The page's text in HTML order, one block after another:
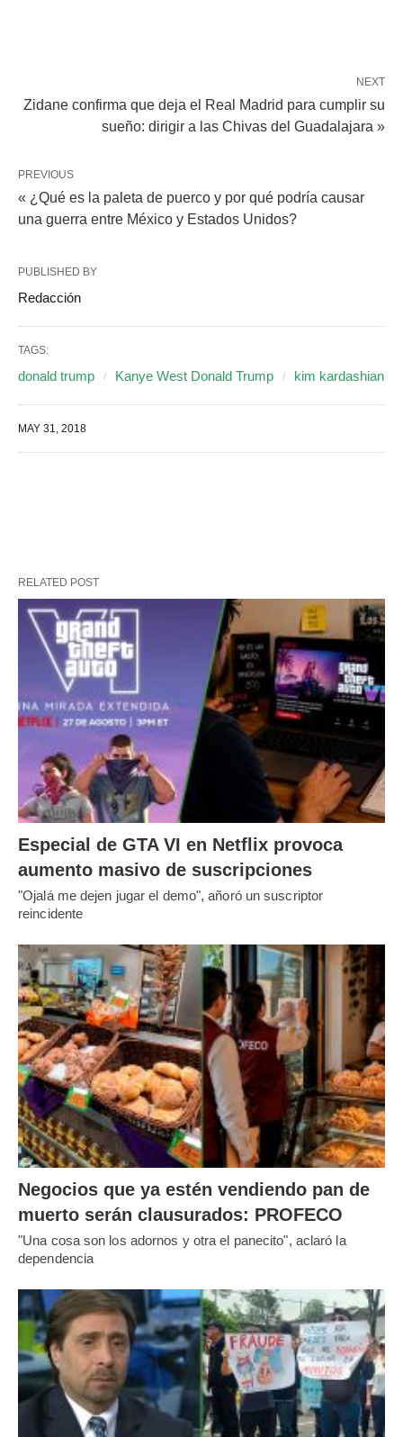
NEXT
Zidane confirma que deja el Real Madrid para cumplir su
sueño: dirigir a las Chivas del Guadalajara »
PREVIOUS
« ¿Qué es la paleta de puerco y por qué podría causar
una guerra entre México y Estados Unidos?
PUBLISHED BY
Redacción
TAGS:
donald trump Kanye West Donald Trump kim kardashian
MAY 31, 2018
RELATED POST
Especial de GTA VI en Netflix provoca
aumento masivo de suscripciones
"Ojalá me dejen jugar el demo", añoró un suscriptor
reincidente
Negocios que ya estén vendiendo pan de
muerto serán clausurados: PROFECO
"Una cosa son los adornos y otra el panecito", aclaró la
dependencia